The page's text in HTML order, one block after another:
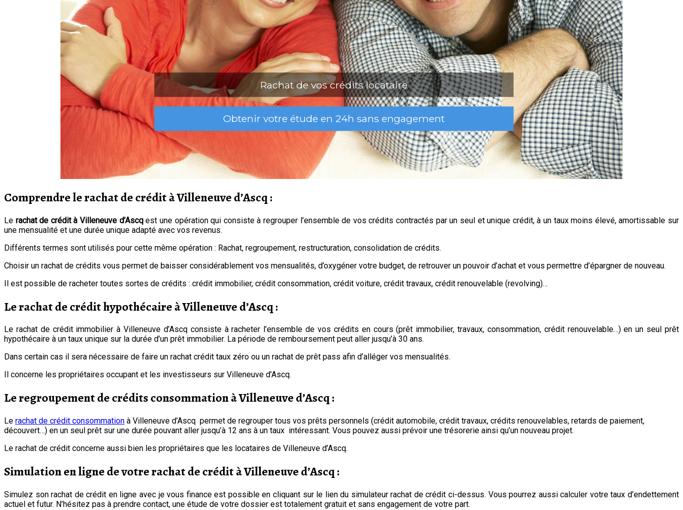
Obtenir votre étude en 24h sans engagement
Rachat de vos crédits locataire
Comprendre le rachat de crédit à Villeneuve d’Ascq :
Le rachat de crédit à Villeneuve d’Ascqest une opération qui consiste à regrouper l’ensemble de vos crédits contractés par un seul et unique crédit, à un taux moins élevé, amortissable sur
une mensualité et une durée unique adapté avec vos revenus.
Différents termes sont utilisés pour cette même opération : Rachat, regroupement, restructuration, consolidation de crédits.
Choisir un rachat de crédits vous permet de baisser considérablement vos mensualités, d’oxygéner votre budget, de retrouver un pouvoir d’achat et vous permettre d’épargner de nouveau.
Il est possible de racheter toutes sortes de crédits : crédit immobilier, crédit consommation, crédit voiture, crédit travaux, crédit renouvelable (revolving)…
Le rachat de crédit hypothécaire à Villeneuve d’Ascq :
Le rachat de crédit immobilier à Villeneuve d’Ascq consiste à racheter l’ensemble de vos crédits en cours (prêt immobilier, travaux, consommation, crédit renouvelable…) en un seul prêt
hypothécaire à un taux unique sur la durée d’un prêt immobilier. La période de remboursement peut aller jusqu’à 30 ans.
Dans certain cas il sera nécessaire de faire un rachat crédit taux zéro ou un rachat de prêt pass afin d’alléger vos mensualités.
Il concerne les propriétaires occupant et les investisseurs sur Villeneuve d’Ascq.
Le regroupement de crédits consommation à Villeneuve d’Ascq :
Le rachat de crédit consommation à Villeneuve d’Ascq permet de regrouper tous vos prêts personnels (crédit automobile, crédit travaux, crédits renouvelables, retards de paiement,
découvert…) en un seul prêt sur une durée pouvant aller jusqu’à 12 ans à un taux intéressant. Vous pouvez aussi prévoir une trésorerie ainsi qu’un nouveau projet.
Le rachat de crédit concerne aussi bien les propriétaires que les locataires de Villeneuve d’Ascq.
Simulation en ligne de votre rachat de crédit à Villeneuve d’Ascq :
Simulez son rachat de crédit en ligne avec je vous finance est possible en cliquant sur le lien du simulateur rachat de crédit ci-dessus. Vous pourrez aussi calculer votre taux d’endettement
actuel et futur. N’hésitez pas à prendre contact, une étude de votre dossier est totalement gratuit et sans engagement de votre part.